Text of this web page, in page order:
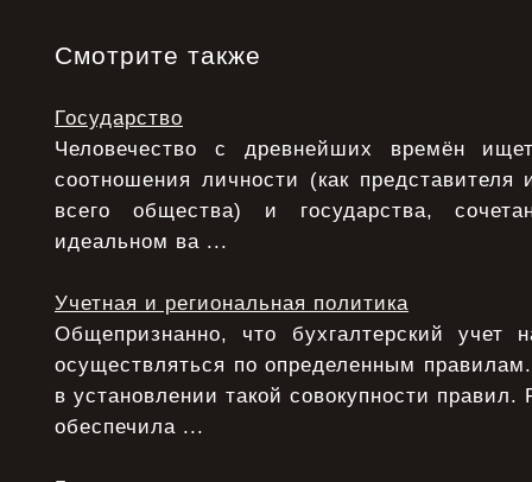
Смотрите также
Государство
Человечество с древнейших времён
соотношения личности (как представителя
всего общества) и государства,
идеальном ва ...
Учетная и региональная политика
Общепризнанно, что бухгалтерский учет
осуществляться по определенным
в установлении такой совокупности
обеспечила ...